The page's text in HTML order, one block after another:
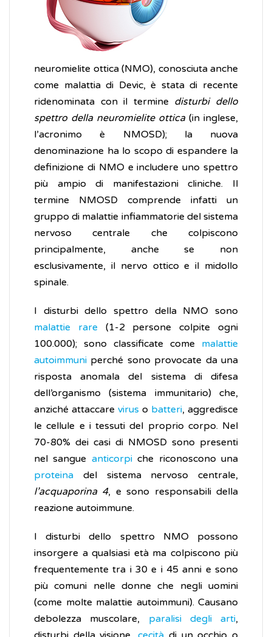
neuromielite ottica (NMO), conosciuta anche
come malattia di Devic, è stata di recente
ridenominata con il termine disturbi dello
spettro della neuromielite ottica(in inglese,
l’acronimo è NMOSD); la nuova
denominazione ha lo scopo di espandere la
definizione di NMO e includere uno spettro
più ampio di manifestazioni cliniche. Il
termine NMOSD comprende infatti un
gruppo di malattie infiammatorie del sistema
nervoso centrale che colpiscono
principalmente, anche se non
esclusivamente, il nervo ottico e il midollo
spinale.
I disturbi dello spettro della NMO sono
malattie rare (1-2 persone colpite ogni
100.000); sono classificate come malattie
autoimmuni perché sono provocate da una
risposta anomala del sistema di difesa
dell’organismo (sistema immunitario) che,
anziché attaccare virus o batteri, aggredisce
le cellule e i tessuti del proprio corpo. Nel
70-80% dei casi di NMOSD sono presenti
nel sangue anticorpiche riconoscono una
proteina del sistema nervoso centrale,
l’acquaporina 4, e sono responsabili della
reazione autoimmune.
I disturbi dello spettro NMO possono
insorgere a qualsiasi età ma colpiscono più
frequentemente tra i 30 e i 45 anni e sono
più comuni nelle donne che negli uomini
(come molte malattie autoimmuni). Causano
debolezza muscolare, paralisi degli arti,